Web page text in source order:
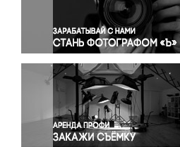
Правосудие
Происшествия и конфликты
Религия
Светская жизнь
Спорт
Экология
Экономика и бизнес